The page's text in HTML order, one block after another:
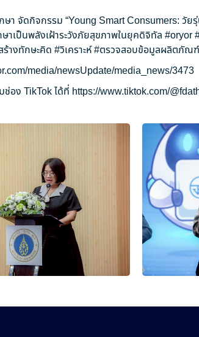
จัดกิจกรรม “Young Smart Consumers: วัยรุ่
เป็นพลังเฝ้าระวังภัยสุขภาพในยุคดิจิทัล #oryor
ร้างทักษะคิด #วิเคราะห์#ตรวจสอบข้อมูลผลิตภัณ
media/newsUpdate/media_news/3473
อง TikTok ได้ที่ https://www.tiktok.com/